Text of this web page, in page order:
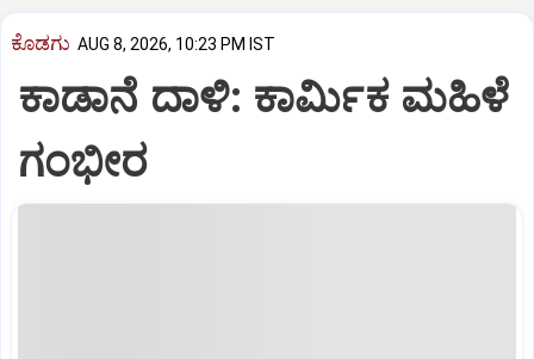
ಕೊಡಗು AUG 8, 2026, 10:23 PM IST
ಕಾಡಾನೆ ದಾಳಿ: ಕಾರ್ಮಿಕ ಮಹಿಳೆ
ಗಂಭೀರ